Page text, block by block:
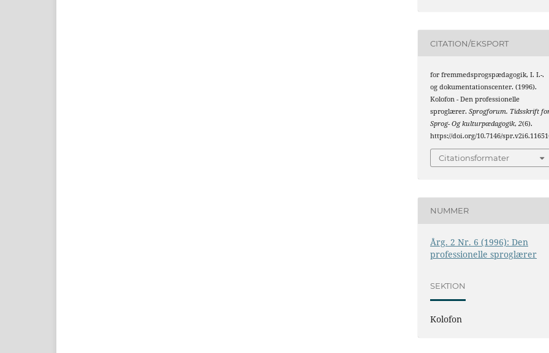
CITATION/EKSPORT
for fremmedsprogspædagogik, I. I.-.
og dokumentationscenter. (1996).
Kolofon - Den professionelle
sproglærer.Sprogforum. Tidsskrift
Sprog- Og kulturpædagogik,2(6).
https://doi.org/10.7146/
Citationsformater
NUMMER
Årg. 2 Nr. 6 (1996): Den
professionelle sproglærer
SEKTION
Kolofon